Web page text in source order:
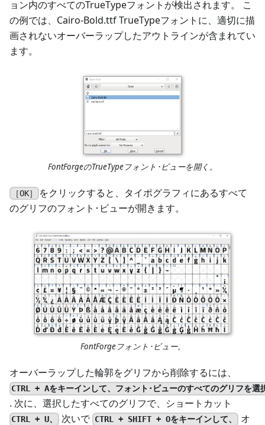
ョン内のすべてのTrueTypeフォントが検出されます。 こ
の例では、Cairo-Bold.ttf TrueTypeフォントに、適切に描
画されないオーバーラップしたアウトラインが含まれてい
ます。
FontForgeのTrueTypeフォント･ビューを開く。
［OK］
をクリックすると、タイポグラフィにあるすべて
のグリフのフォント･ビューが開きます。
FontForgeフォント･ビュー。
オーバーラップした輪郭をグリフから削除するには、
CTRL + Aをキーインして、フォント･ビューのすべてのグリフを選
. 次に、選択したすべてのグリフで、ショートカット
CTRL + U、 次いで CTRL + SHIFT + Oをキーインして、 オ